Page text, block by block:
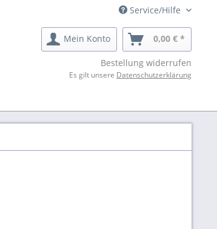
Service/Hilfe
Mein Konto 0,00 € *
Bestellung widerrufen
Es gilt unsere Datenschutzerklärung